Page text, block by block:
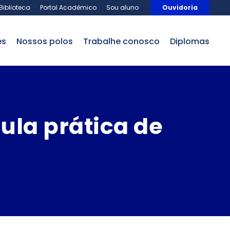
Portal Acadêmico Sou aluno Ouvidoria
nossos polos trabalhe conosco Diplomas
prática de